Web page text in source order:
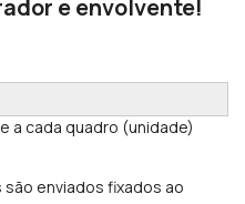
e envolvente!
a cada quadro (unidade)
enviados fixados ao